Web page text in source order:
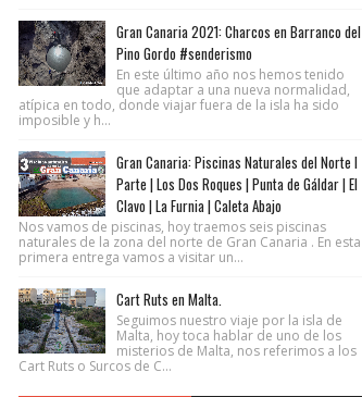
Gran Canaria 2021: Charcos en Barranco del
Pino Gordo #senderismo
En este último año nos hemos tenido
que adaptar a una nueva normalidad,
atípica en todo, donde viajar fuera de la isla ha sido
imposible y h...
Gran Canaria: Piscinas Naturales del Norte I
Parte | Los Dos Roques | Punta de Gáldar | El
Clavo | La Furnia | Caleta Abajo
Nos vamos de piscinas, hoy traemos seis piscinas
naturales de la zona del norte de Gran Canaria . En esta
primera entrega vamos a visitar un...
Cart Ruts en Malta.
Seguimos nuestro viaje por la isla de
Malta, hoy toca hablar de uno de los
misterios de Malta, nos referimos a los
Cart Ruts o Surcos de C...